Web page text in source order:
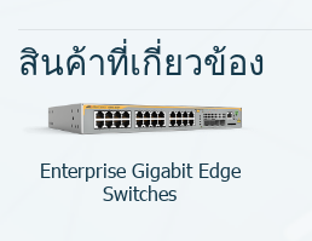
สินค้าที่เกี่ยวข้อง
Enterprise Gigabit Edge
Switches